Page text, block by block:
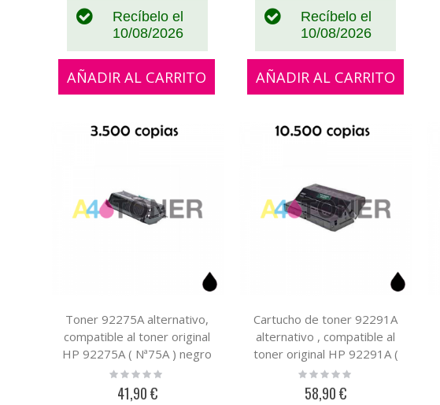
Recíbelo el
10/08/2026
AÑADIR AL CARRITO
Recíbelo el
10/08/2026
AÑADIR AL CARRITO
Toner 92275A alternativo,
compatible al toner original
HP 92275A ( Nª75A ) negro
Rating:
41,90 €
Cartucho de toner 92291A
alternativo , compatible al
toner original HP 92291A (
Nº91A ) negro
Rating:
58,90 €